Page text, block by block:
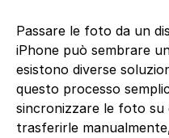
Passare le foto da un
iPhone può sembrare
esistono diverse
questo processo
sincronizzare le foto su
trasferirle